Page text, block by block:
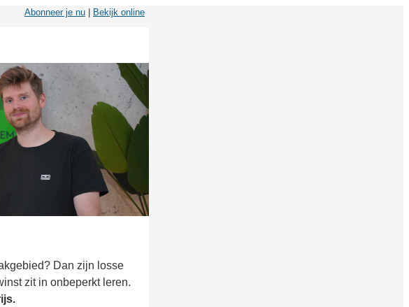
Abonneer je nu Bekijk online
Dan zijn losse
zit in onbeperkt leren.